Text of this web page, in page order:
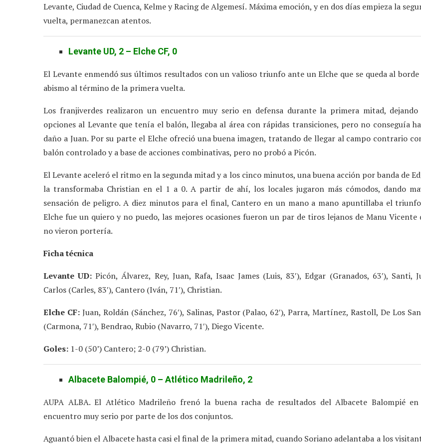
Levante, Ciudad de Cuenca, Kelme y Racing de Algemesí. Máxima emoción, y en dos días empieza la
vuelta, permanezcan atentos.
Levante UD, 2 – Elche CF, 0
El Levante enmendó sus últimos resultados con un valioso triunfo ante un Elche que se queda al
abismo al término de la primera vuelta.
Los franjiverdes realizaron un encuentro muy serio en defensa durante la primera mitad, dejando
opciones al Levante que tenía el balón, llegaba al área con rápidas transiciones, pero no conseguía
daño a Juan. Por su parte el Elche ofreció una buena imagen, tratando de llegar al campo contrario
balón controlado y a base de acciones combinativas, pero no probó a Picón.
El Levante aceleró el ritmo en la segunda mitad y a los cinco minutos, una buena acción por banda de
la transformaba Christian en el 1 a 0. A partir de ahí, los locales jugaron más cómodos, dando
sensación de peligro. A diez minutos para el final, Cantero en un mano a mano apuntillaba el
Elche fue un quiero y no puedo, las mejores ocasiones fueron un par de tiros lejanos de Manu Vicente
no vieron portería.
Ficha técnica
Levante UD: Picón, Álvarez, Rey, Juan, Rafa, Isaac James (Luis, 83′), Edgar (Granados, 63′), Santi,
Carlos (Carles, 83′), Cantero (Iván, 71′), Christian.
Elche CF:Juan, Roldán (Sánchez, 76′), Salinas, Pastor (Palao, 62′), Parra, Martínez, Rastoll, De Los
(Carmona, 71′), Bendrao, Rubio (Navarro, 71′), Diego Vicente.
Goles: 1-0 (50’) Cantero; 2-0 (79’) Christian.
Albacete Balompié, 0 – Atlético Madrileño, 2
AUPA ALBA. El Atlético Madrileño frenó la buena racha de resultados del Albacete Balompié
encuentro muy serio por parte de los dos conjuntos.
Aguantó bien el Albacete hasta casi el final de la primera mitad, cuando Soriano adelantaba a los